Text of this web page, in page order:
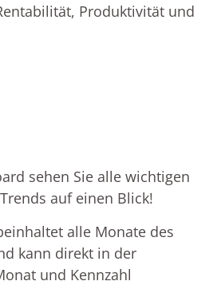
Produktivität und
sehen Sie alle wichtigen
auf einen Blick!
alle Monate des
kann direkt in der
und Kennzahl